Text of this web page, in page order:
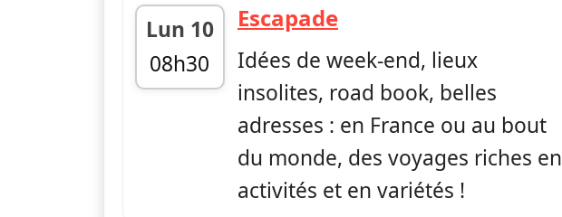
Lun 10
08h30
fin 08h54
Escapade— Escapade
Idées de week-end, lieux
insolites, road book, belles
adresses : en France ou au bout
du monde, des voyages riches en
activités et en variétés !